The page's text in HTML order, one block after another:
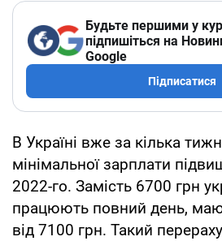
Будьте першими у
підпишіться на
Google
Підписатися
В Україні вже за кілька
мінімальної зарплати
2022-го. Замість 6700 грн
працюють повний день,
від 7100 грн. Такий